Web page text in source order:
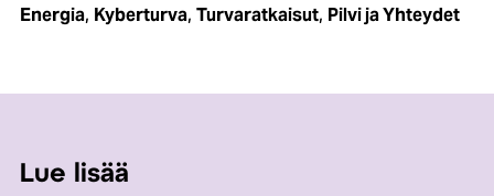
Energia, Kyberturva, Turvaratkaisut, Pilvi ja Yhteydet
Lue lisää